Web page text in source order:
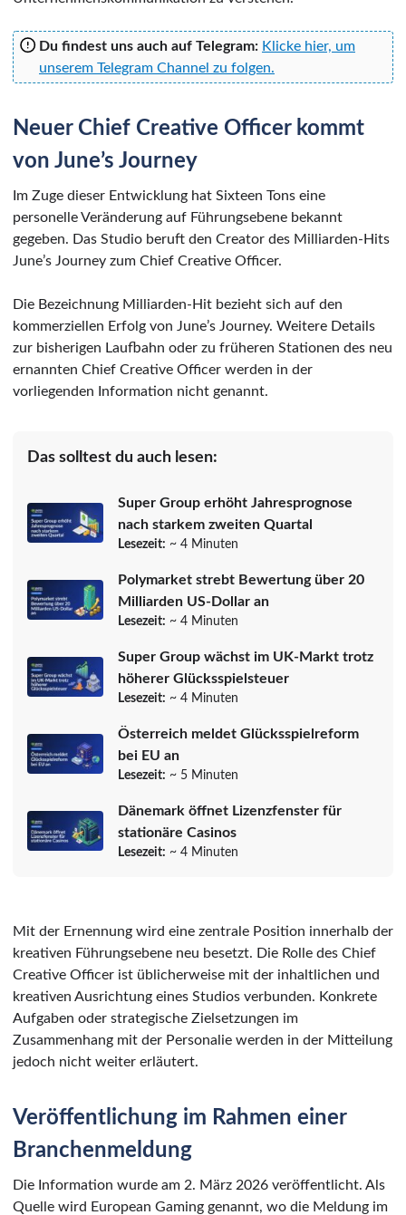
Du findest uns auch auf Telegram: Klicke hier, um
unserem Telegram Channel zu folgen.
Neuer Chief Creative Officer kommt
von June’s Journey
Im Zuge dieser Entwicklung hat Sixteen Tons eine
personelle Veränderung auf Führungsebene bekannt
gegeben. Das Studio beruft den Creator des Milliarden-Hits
June’s Journey zum Chief Creative Officer.
Die Bezeichnung Milliarden-Hit bezieht sich auf den
kommerziellen Erfolg von June’s Journey. Weitere Details
zur bisherigen Laufbahn oder zu früheren Stationen des neu
ernannten Chief Creative Officer werden in der
vorliegenden Information nicht genannt.
Das solltest du auch lesen:
Super Group erhöht Jahresprognose
nach starkem zweiten Quartal
Lesezeit: ~ 4 Minuten
Polymarket strebt Bewertung über 20
Milliarden US-Dollar an
Lesezeit: ~ 4 Minuten
Super Group wächst im UK-Markt trotz
höherer Glücksspielsteuer
Lesezeit: ~ 4 Minuten
Österreich meldet Glücksspielreform
bei EU an
Lesezeit: ~ 5 Minuten
Dänemark öffnet Lizenzfenster für
stationäre Casinos
Lesezeit: ~ 4 Minuten
Mit der Ernennung wird eine zentrale Position innerhalb der
kreativen Führungsebene neu besetzt. Die Rolle des Chief
Creative Officer ist üblicherweise mit der inhaltlichen und
kreativen Ausrichtung eines Studios verbunden. Konkrete
Aufgaben oder strategische Zielsetzungen im
Zusammenhang mit der Personalie werden in der Mitteilung
jedoch nicht weiter erläutert.
Veröffentlichung im Rahmen einer
Branchenmeldung
Die Information wurde am 2. März 2026 veröffentlicht. Als
Quelle wird European Gaming genannt, wo die Meldung im